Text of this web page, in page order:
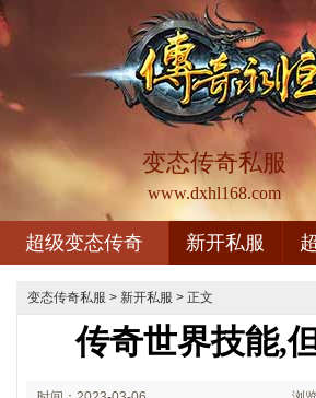
变态传奇私服
www.dxhl168.com
超级变态传奇 新开私服
变态传奇私服 > 新开私服 > 正文
传奇世界技能,